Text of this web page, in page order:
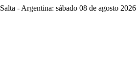
Salta - Argentina: sábado 08 de agosto 2026